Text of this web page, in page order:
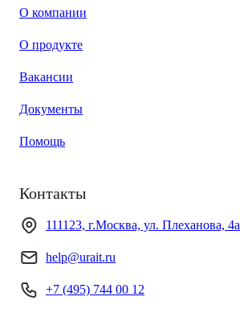
О компании
О продукте
Вакансии
Документы
Помощь
Контакты
111123, г.Москва, ул. Плеханова, 4а
help@urait.ru
+7 (495) 744 00 12